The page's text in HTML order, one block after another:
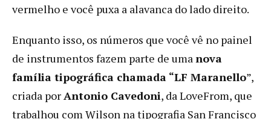
vermelho e você puxa a alavanca do lado direito.
Enquanto isso, os números que você vê no painel
de instrumentos fazem parte de umanova
família tipográfica chamada “LF Maranello”,
criada porAntonio Cavedoni, da LoveFrom, que
trabalhou com Wilson na tipografia San Francisco